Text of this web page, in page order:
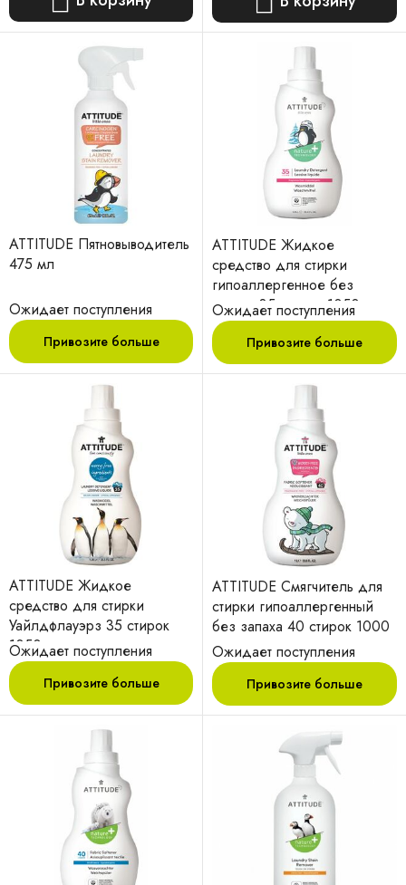
ATTITUDE Пятновыводитель
475 мл
Ожидает поступления
Привозите больше
ATTITUDE Жидкое
средство для стирки
гипоаллергенное без
запаха 35 стирок 1050 мл
Ожидает поступления
Привозите больше
ATTITUDE Жидкое
средство для стирки
Уайлдфлауэрз 35 стирок
1050 мл
Ожидает поступления
Привозите больше
ATTITUDE Смягчитель для
стирки гипоаллергенный
без запаха 40 стирок 1000
мл
Ожидает поступления
Привозите больше